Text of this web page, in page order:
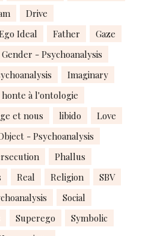
Drive
Ideal Father
Gaze
Gender - Psychoanalysis
Imaginary
à l'ontologie
et nous
libido
Love
- Psychoanalysis
Phallus
Real Religion
SBV
Social
Superego
Symbolic